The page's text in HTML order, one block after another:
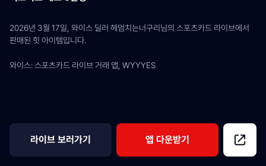
2026년 3월 17일, 와이스 딜러 헤엄치는너구리님의 스포츠카드 라이브에서
판매된 힛 아이템입니다.
와이스: 스포츠카드 라이브 거래 앱, WYYYES
라이브 보러가기 앱 다운받기